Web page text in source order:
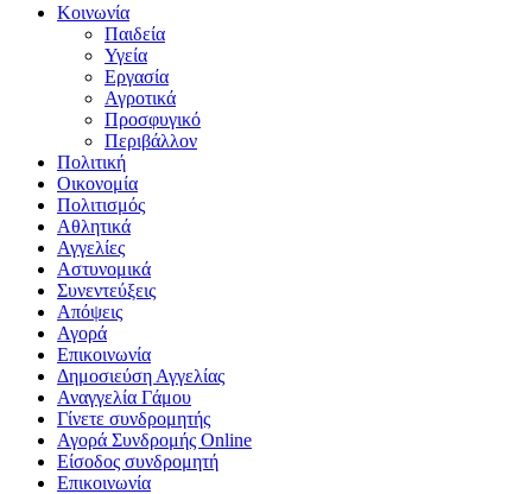
Κοινωνία
Παιδεία
Υγεία
Εργασία
Αγροτικά
Προσφυγικό
Περιβάλλον
Πολιτική
Οικονομία
Πολιτισμός
Αθλητικά
Αγγελίες
Αστυνομικά
Συνεντεύξεις
Απόψεις
Αγορά
Επικοινωνία
Δημοσιεύση Αγγελίας
Αναγγελία Γάμου
Γίνετε συνδρομητής
Αγορά Συνδρομής Online
Είσοδος συνδρομητή
Επικοινωνία